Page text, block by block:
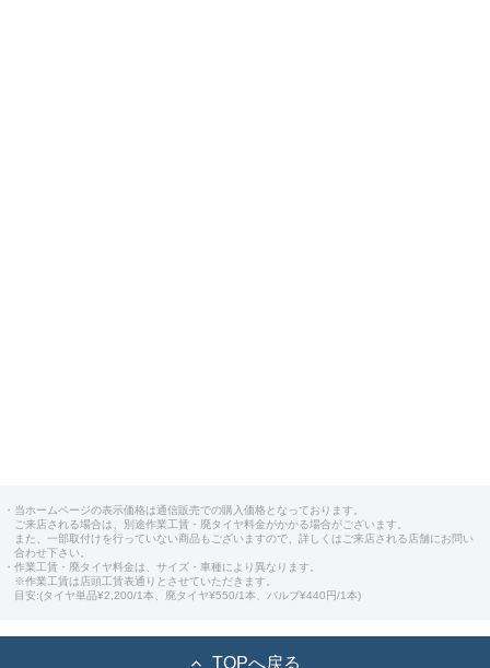
・当ホームページの表示価格は通信販売での購入価格となっております。
ご来店される場合は、別途作業工賃・廃タイヤ料金がかかる場合がございます。
また、一部取付けを行っていない商品もございますので、詳しくはご来店される店舗にお問い
合わせ下さい。
・作業工賃・廃タイヤ料金は、サイズ・車種により異なります。
※作業工賃は店頭工賃表通りとさせていただきます。
目安:(タイヤ単品¥2,200/1本、廃タイヤ¥550/1本、バルブ¥440円/1本)
TOPへ戻る